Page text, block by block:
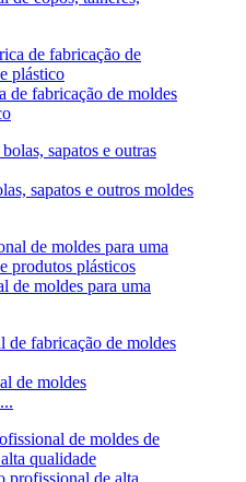
de fabricação de moldes
sapatos e outros moldes
de moldes para uma
de moldes